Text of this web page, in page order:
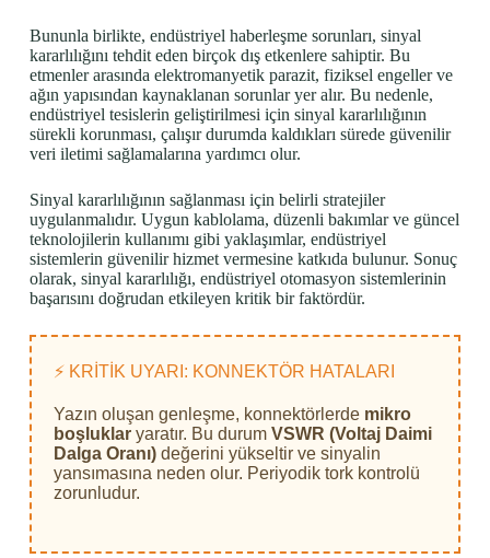
Bununla birlikte, endüstriyel haberleşme sorunları, sinyal
kararlılığını tehdit eden birçok dış etkenlere sahiptir. Bu
etmenler arasında elektromanyetik parazit, fiziksel engeller ve
ağın yapısından kaynaklanan sorunlar yer alır. Bu nedenle,
endüstriyel tesislerin geliştirilmesi için sinyal kararlılığının
sürekli korunması, çalışır durumda kaldıkları sürede güvenilir
veri iletimi sağlamalarına yardımcı olur.
Sinyal kararlılığının sağlanması için belirli stratejiler
uygulanmalıdır. Uygun kablolama, düzenli bakımlar ve güncel
teknolojilerin kullanımı gibi yaklaşımlar, endüstriyel
sistemlerin güvenilir hizmet vermesine katkıda bulunur. Sonuç
olarak, sinyal kararlılığı, endüstriyel otomasyon sistemlerinin
başarısını doğrudan etkileyen kritik bir faktördür.
⚡ KRİTİK UYARI: KONNEKTÖR HATALARI
Yazın oluşan genleşme, konnektörlerde mikro
boşluklaryaratır. Bu durum VSWR (Voltaj Daimi
Dalga Oranı)değerini yükseltir ve sinyalin
yansımasına neden olur. Periyodik tork kontrolü
zorunludur.